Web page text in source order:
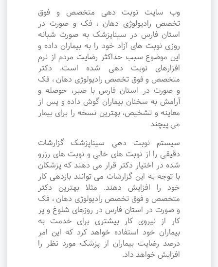
وب سایت نوبت دهی متخصص و فوق
تخصص رادیولوژی دهان ، فک و صورت در
استان فارس در سیناپزشک به صورت شبانه
روزی نوبت های آزاد خود را به بیماران داده و
این موضوع سبب حداکثر رضایت مردم از نرم
افزارهای نوبت دهی شده است. دکتر
متخصص و فوق تخصص رادیولوژی دهان ، فک
و صورت در استان فارس با صبر، حوصله و
آرامش به سخنان بیماران گوش داده و پس از
معاینه و تشخیص، بهترین نسخه را برای بیمار
می پیچند
سیستم نوبت دهی سیناپزشک گزارشات
دقیقی را از نوبت های خالی و نوبت های رزرو
شده در اختیار دکتر قرار می دهند که پزشکان
با توجه به این گزارشات می توانند بازدهی کار
خود را افزایش دهند. مثلا بهترین دکتر
متخصص و فوق تخصص رادیولوژی دهان ، فک
و صورت در استان فارس در روزهای شلوغ و پر
کار از نیروی کار بیشتری برای خدمت به
بیماران خود استفاده خواهد کرد که این امر
درصد رضایت بیماران از پزشک مورد نظر را
افزایش خواهد داد.